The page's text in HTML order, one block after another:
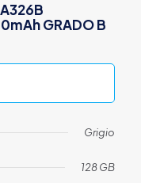
GRADO B
Grigio
128 GB